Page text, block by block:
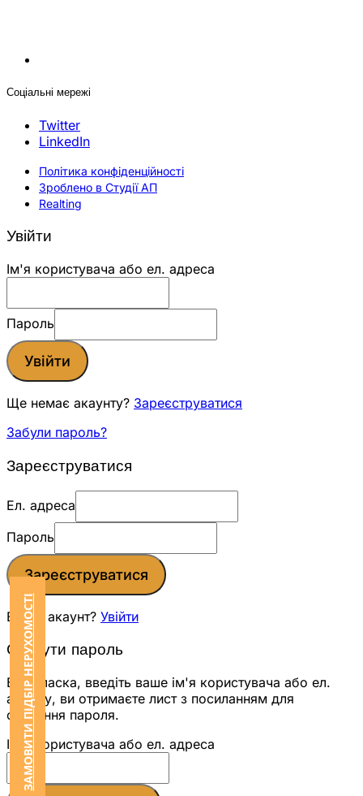
Соціальні мережі
Twitter
LinkedIn
Політика конфіденційності
Зроблено в Студії АП
Realting
ЗАМОВИТИ ПІДБІР НЕРУХОМОСТІ
Увійти
Ім'я користувача або ел. адреса
Пароль
Увійти
Ще немає акаунту? Зареєструватися
Забули пароль?
Зареєструватися
Ел. адреса
Пароль
Зареєструватися
Вже є акаунт? Увійти
Скинути пароль
Будь ласка, введіть ваше ім'я користувача або ел.
адресу, ви отримаєте лист з посиланням для
скидання пароля.
Ім'я користувача або ел. адреса